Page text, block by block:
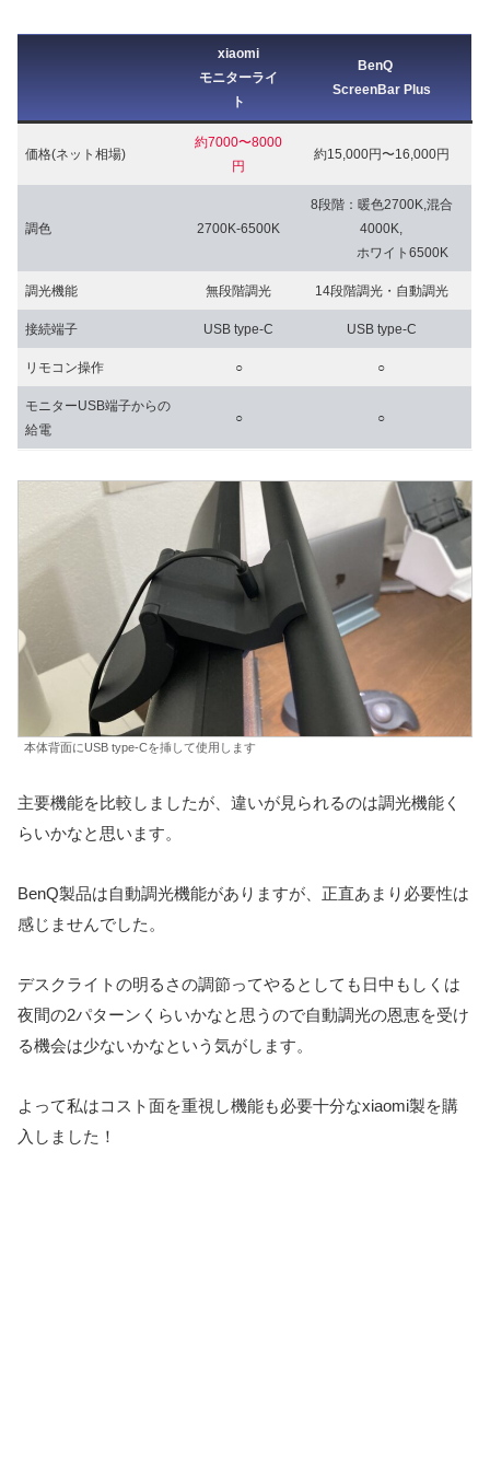
xiaomi
モニターライ
ト
BenQ
ScreenBar Plus
価格(ネット相場)
約7000〜8000
円
約15,000円〜16,000円
調色 2700K-6500K
8段階：暖色2700K,混合
4000K,
ホワイト6500K
調光機能 無段階調光 14段階調光・自動調光
接続端子 USB type-C USB type-C
リモコン操作 ○ ○
モニターUSB端子からの
給電
○ ○
本体背面にUSB type-Cを挿して使用します
主要機能を比較しましたが、違いが見られるのは調光機能く
らいかなと思います。
BenQ製品は自動調光機能がありますが、正直あまり必要性は
感じませんでした。
デスクライトの明るさの調節ってやるとしても日中もしくは
夜間の2パターンくらいかなと思うので自動調光の恩恵を受け
る機会は少ないかなという気がします。
よって私はコスト面を重視し機能も必要十分なxiaomi製を購
入しました！